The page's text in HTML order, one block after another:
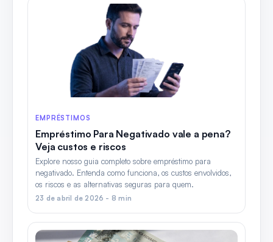
EMPRÉSTIMOS
Empréstimo Para Negativado vale a pena?
Veja custos e riscos
Explore nosso guia completo sobre empréstimo para
negativado. Entenda como funciona, os custos envolvidos,
os riscos e as alternativas seguras para quem.
23 de abril de 2026 - 8 min